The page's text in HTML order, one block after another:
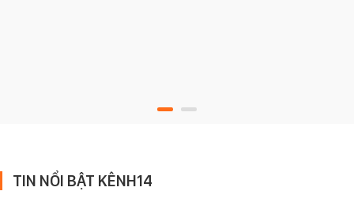
TIN NỔI BẬT KÊNH14